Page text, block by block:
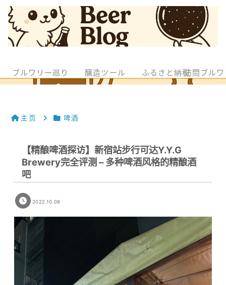
ブルワリー巡り 醸造ツール ふるさと納税訪問ブル
主页 啤酒
【精酿啤酒探访】新宿站步行可达Y.Y.G
Brewery完全评测 – 多种啤酒风格的精酿酒
吧
2022.10.08